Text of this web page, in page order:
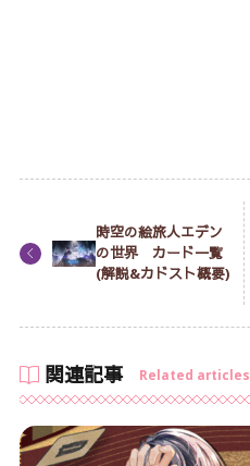
時空の絵旅人エデン
の世界 カード一覧
(解説&カドスト概要)
関連記事 Related articles